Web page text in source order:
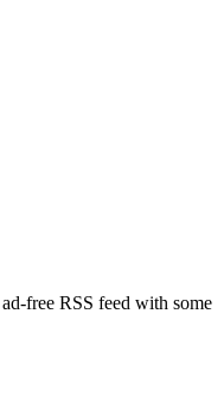
free RSS feed with some